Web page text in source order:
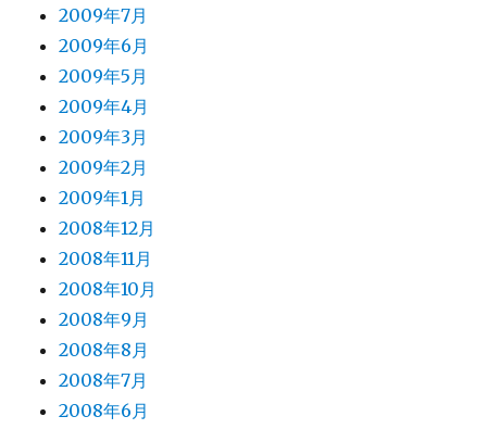
2009年7月
2009年6月
2009年5月
2009年4月
2009年3月
2009年2月
2009年1月
2008年12月
2008年11月
2008年10月
2008年9月
2008年8月
2008年7月
2008年6月